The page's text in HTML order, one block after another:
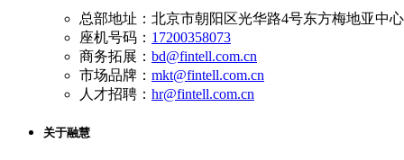
总部地址：北京市朝阳区光华路4号东方梅地亚中
座机号码： 17200358073
商务拓展： bd@fintell.com.cn
市场品牌： mkt@fintell.com.cn
人才招聘： hr@fintell.com.cn
关于融慧